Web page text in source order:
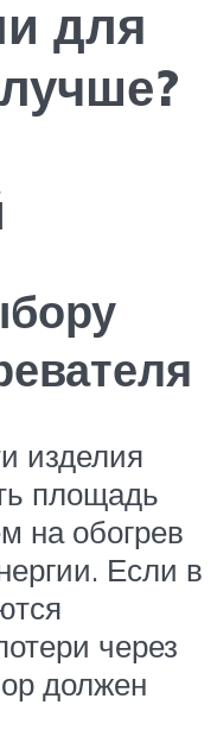
для
изделия
площадь
на обогрев
Если в
через
должен